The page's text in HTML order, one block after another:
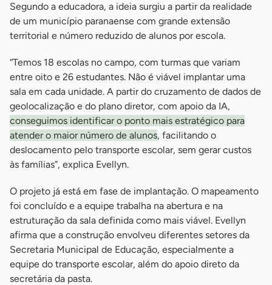
Segundo a educadora, a ideia surgiu a partir da realidade
de um município paranaense com grande extensão
territorial e número reduzido de alunos por escola.
“Temos 18 escolas no campo, com turmas que variam
entre oito e 26 estudantes. Não é viável implantar uma
sala em cada unidade. A partir do cruzamento de dados de
geolocalização e do plano diretor, com apoio da IA,
conseguimos identificar o ponto mais estratégico para
atender o maior número de alunos, facilitando o
deslocamento pelo transporte escolar, sem gerar custos
às famílias”, explica Evellyn.
O projeto já está em fase de implantação. O mapeamento
foi concluído e a equipe trabalha na abertura e na
estruturação da sala definida como mais viável. Evellyn
afirma que a construção envolveu diferentes setores da
Secretaria Municipal de Educação, especialmente a
equipe do transporte escolar, além do apoio direto da
secretária da pasta.